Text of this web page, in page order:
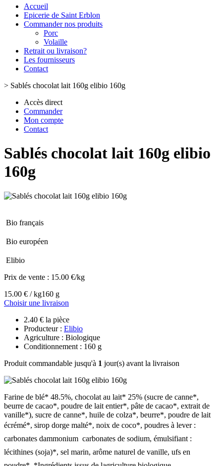
Accueil
Epicerie de Saint Erblon
Commander nos produits
Porc
Volaille
Retrait ou livraison?
Les fournisseurs
Contact
> Sablés chocolat lait 160g elibio 160g
Accès direct
Commander
Mon compte
Contact
Sablés chocolat lait 160g elibio
160g
Bio français
Bio européen
Elibio
Prix de vente : 15.00 €/kg
15.00 € / kg160 g
Choisir une livraison
2.40 € la pièce
Producteur : Elibio
Agriculture : Biologique
Conditionnement : 160 g
Produit commandable jusqu'à 1 jour(s) avant la livraison
Farine de blé* 48.5%, chocolat au lait* 25% (sucre de canne*,
beurre de cacao*, poudre de lait entier*, pâte de cacao*, extrait de
vanille*), sucre de canne*, huile de colza*, beurre*, poudre de lait
écrémé*, sirop dorge malté*, noix de coco*, poudres à lever :
carbonates dammonium  carbonates de sodium, émulsifiant :
lécithines (soja)*, sel marin, arôme naturel de vanille, ufs en